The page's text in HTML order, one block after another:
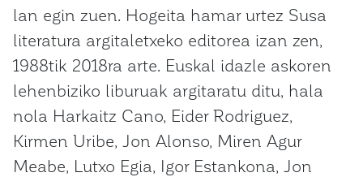
lan egin zuen. Hogeita hamar urtez Susa
literatura argitaletxeko editorea izan zen,
1988tik 2018ra arte. Euskal idazle askoren
lehenbiziko liburuak argitaratu ditu, hala
nola Harkaitz Cano, Eider Rodriguez,
Kirmen Uribe, Jon Alonso, Miren Agur
Meabe, Lutxo Egia, Igor Estankona, Jon